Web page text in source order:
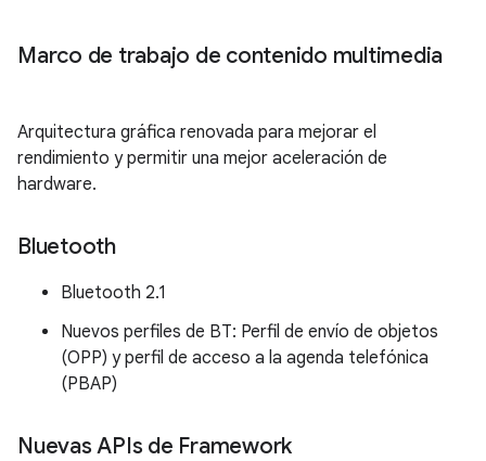
Marco de trabajo de contenido multimedia
Arquitectura gráfica renovada para mejorar el
rendimiento y permitir una mejor aceleración de
hardware.
Bluetooth
Bluetooth 2.1
Nuevos perfiles de BT: Perfil de envío de objetos
(OPP) y perfil de acceso a la agenda telefónica
(PBAP)
Nuevas APIs de Framework